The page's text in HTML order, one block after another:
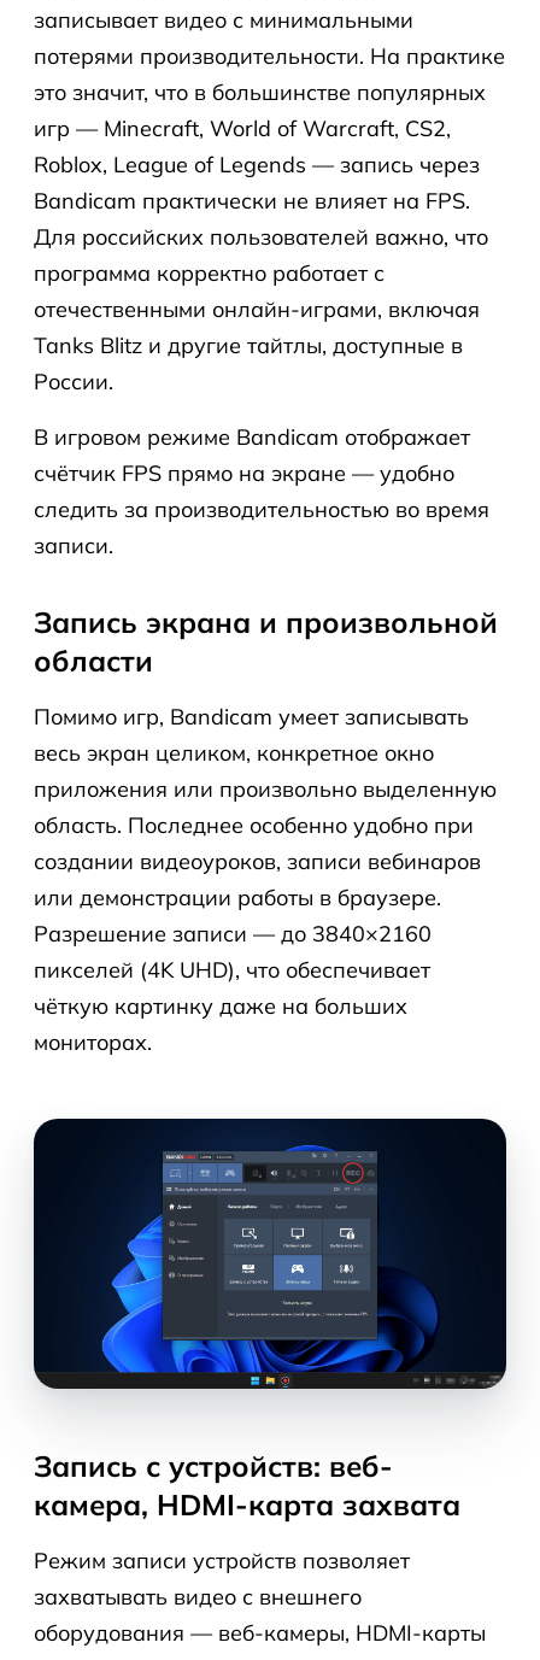
записывает видео с минимальными
потерями производительности. На практике
это значит, что в большинстве популярных
игр — Minecraft, World of Warcraft, CS2,
Roblox, League of Legends — запись через
Bandicam практически не влияет на FPS.
Для российских пользователей важно, что
программа корректно работает с
отечественными онлайн-играми, включая
Tanks Blitz и другие тайтлы, доступные в
России.
В игровом режиме Bandicam отображает
счётчик FPS прямо на экране — удобно
следить за производительностью во время
записи.
Запись экрана и произвольной
области
Помимо игр, Bandicam умеет записывать
весь экран целиком, конкретное окно
приложения или произвольно выделенную
область. Последнее особенно удобно при
создании видеоуроков, записи вебинаров
или демонстрации работы в браузере.
Разрешение записи — до 3840×2160
пикселей (4K UHD), что обеспечивает
чёткую картинку даже на больших
мониторах.
Запись с устройств: веб-
камера, HDMI-карта захвата
Режим записи устройств позволяет
захватывать видео с внешнего
оборудования — веб-камеры, HDMI-карты